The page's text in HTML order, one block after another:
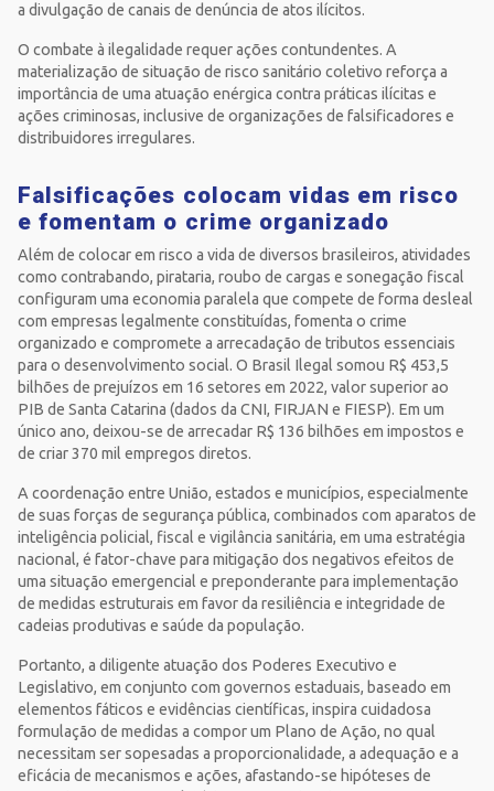
a divulgação de canais de denúncia de atos ilícitos.
O combate à ilegalidade requer ações contundentes. A
materialização de situação de risco sanitário coletivo reforça a
importância de uma atuação enérgica contra práticas ilícitas e
ações criminosas, inclusive de organizações de falsificadores e
distribuidores irregulares.
Falsificações colocam vidas em risco
e fomentam o crime organizado
Além de colocar em risco a vida de diversos brasileiros, atividades
como contrabando, pirataria, roubo de cargas e sonegação fiscal
configuram uma economia paralela que compete de forma desleal
com empresas legalmente constituídas, fomenta o crime
organizado e compromete a arrecadação de tributos essenciais
para o desenvolvimento social. O Brasil Ilegal somou R$ 453,5
bilhões de prejuízos em 16 setores em 2022, valor superior ao
PIB de Santa Catarina (dados da CNI, FIRJAN e FIESP). Em um
único ano, deixou-se de arrecadar R$ 136 bilhões em impostos e
de criar 370 mil empregos diretos.
A coordenação entre União, estados e municípios, especialmente
de suas forças de segurança pública, combinados com aparatos de
inteligência policial, fiscal e vigilância sanitária, em uma estratégia
nacional, é fator-chave para mitigação dos negativos efeitos de
uma situação emergencial e preponderante para implementação
de medidas estruturais em favor da resiliência e integridade de
cadeias produtivas e saúde da população.
Portanto, a diligente atuação dos Poderes Executivo e
Legislativo, em conjunto com governos estaduais, baseado em
elementos fáticos e evidências científicas, inspira cuidadosa
formulação de medidas a compor um Plano de Ação, no qual
necessitam ser sopesadas a proporcionalidade, a adequação e a
eficácia de mecanismos e ações, afastando-se hipóteses de